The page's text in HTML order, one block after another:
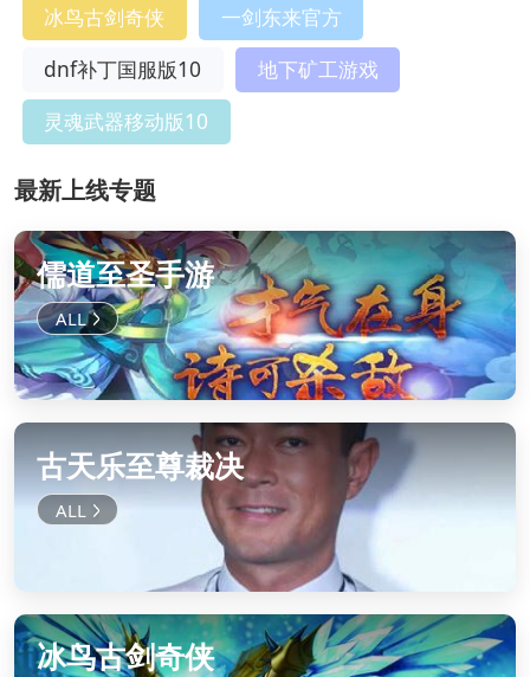
冰鸟古剑奇侠
一剑东来官方
dnf补丁国服版10
地下矿工游戏
灵魂武器移动版10
最新上线专题
儒道至圣手游
古天乐至尊裁决
冰鸟古剑奇侠